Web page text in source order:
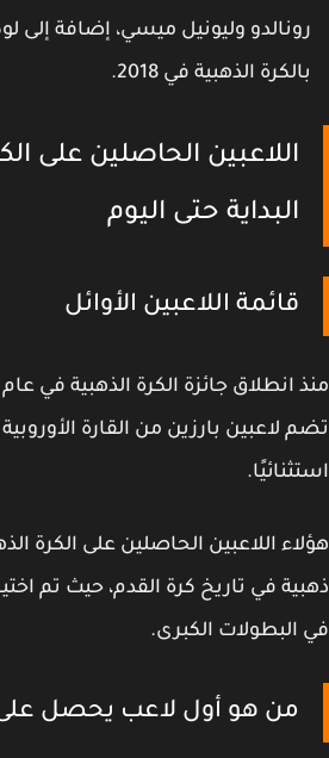
وليونيل ميسي، إضافة إلى
الذهبية في 2018.
اللاعبين الحاصلين على
البداية حتى اليوم
قائمة اللاعبين الأوائل
لاعبين بارزين من القارة الأوروبية
اللاعبين الحاصلين على الكرة
في تاريخ كرة القدم، حيث تم
البطولات الكبرى.
من هو أول لاعب يحصل على